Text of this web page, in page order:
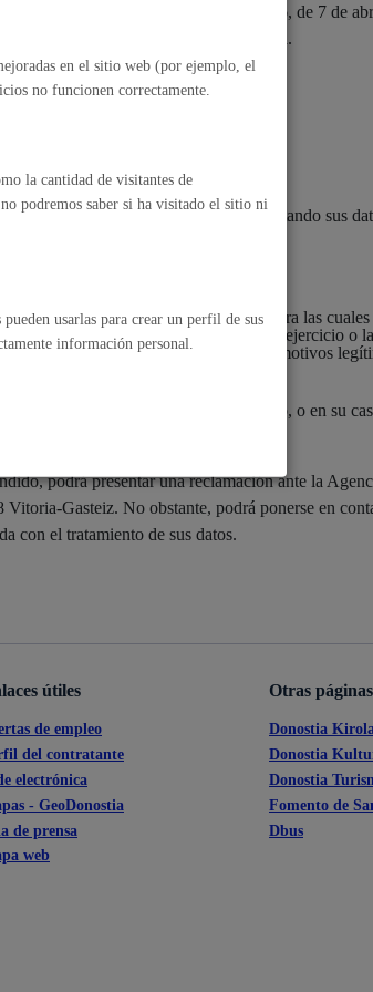
Ayuda a
-Artículo 17.1.37) de la Ley 2/2016, de 7 de
a la infancia y a la adolescencia.
de San Sebastián está tratando sus
sean necesarios para las finalidades para las
por el Ayuntamiento para el ejercicio o
dejará de tratar los datos, salvo por motivos
como Responsable del tratamiento, o en su
podrá presentar una reclamación ante la
Gasteiz. No obstante, podrá ponerse en
con el tratamiento de sus datos.
útiles
de empleo
del contratante
electrónica
- GeoDonostia
de prensa
web
Otras
Donostia Kirola
Donostia
Donostia
Fomento de
Dbus
en el sitio web (por ejemplo, el
no funcionen correctamente.
la cantidad de visitantes de
podremos saber si ha visitado el sitio ni
usarlas para crear un perfil de sus
información personal.